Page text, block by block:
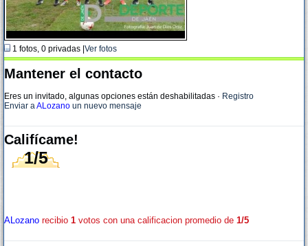
1 fotos, 0 privadas | Ver fotos
Mantener el contacto
Eres un invitado, algunas opciones están deshabilitadas · Registro
Enviar aALozano un nuevo mensaje
Califícame!
1/5
ALozano recibio 1 votos con una calificacion promedio de 1/5